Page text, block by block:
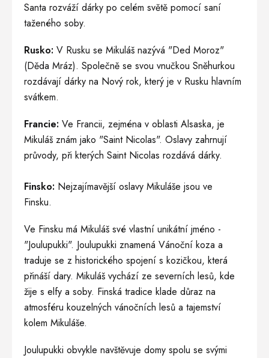
Santa rozváží dárky po celém světě pomocí saní
taženého soby.
Rusko: V Rusku se Mikuláš nazývá "Ded Moroz"
(Děda Mráz). Společně se svou vnučkou Sněhurkou
rozdávají dárky na Nový rok, který je v Rusku hlavním
svátkem.
Francie: Ve Francii, zejména v oblasti Alsaska, je
Mikuláš znám jako "Saint Nicolas". Oslavy zahrnují
průvody, při kterých Saint Nicolas rozdává dárky.
Finsko: Nejzajímavější oslavy Mikuláše jsou ve
Finsku.
Ve Finsku má Mikuláš své vlastní unikátní jméno -
"Joulupukki". Joulupukki znamená Vánoční koza a
traduje se z historického spojení s kozičkou, která
přináší dary. Mikuláš vychází ze severních lesů, kde
žije s elfy a soby. Finská tradice klade důraz na
atmosféru kouzelných vánočních lesů a tajemství
kolem Mikuláše.
Joulupukki obvykle navštěvuje domy spolu se svými